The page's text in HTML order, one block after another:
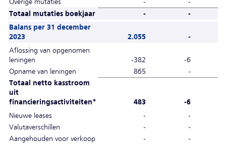
Totaal mutaties boekjaar
- -
Balans per 31 december
2023
2.055 -
Aflossing van opgenomen
leningen
-382 -6
Opname van leningen
865 -
Totaal netto kasstroom
uit
financieringsactiviteiten*
483 -6
Nieuwe leases
- -
Valutaverschillen
- -
Aangehouden voor verkoop
- -